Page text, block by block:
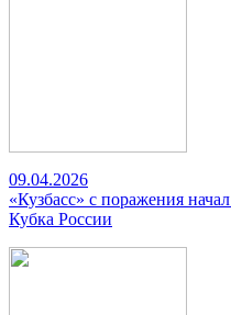
09.04.2026
«Кузбасс» с поражения
Кубка России